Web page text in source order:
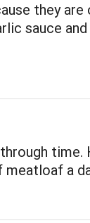
they
sauce and
time.
a